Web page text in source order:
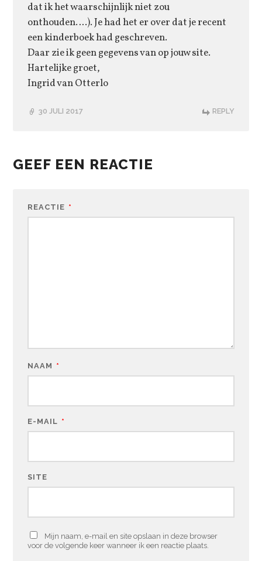
dat ik het waarschijnlijk niet zou
onthouden….). Je had het er over dat je recent
een kinderboek had geschreven.
Daar zie ik geen gegevens van op jouw site.
Hartelijke groet,
Ingrid van Otterlo
30 JULI 2017 REPLY
GEEF EEN REACTIE
REACTIE *
NAAM *
E-MAIL *
SITE
Mijn naam, e-mail en site opslaan in deze browser
voor de volgende keer wanneer ik een reactie plaats.